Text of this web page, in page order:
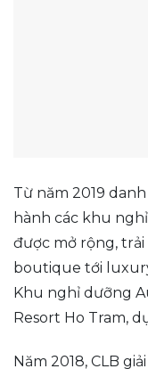
Từ năm 2019
hành các khu
được mở rộng,
boutique tới
Khu nghỉ dưỡng
Resort Ho Tram,
Năm 2018, CLB